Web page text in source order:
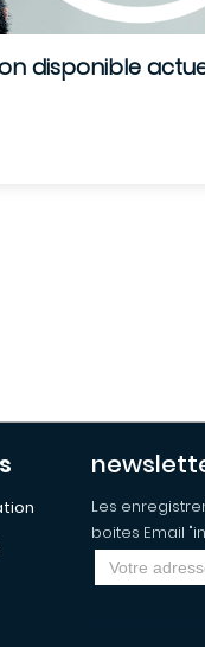
disponible
Les
boites Email